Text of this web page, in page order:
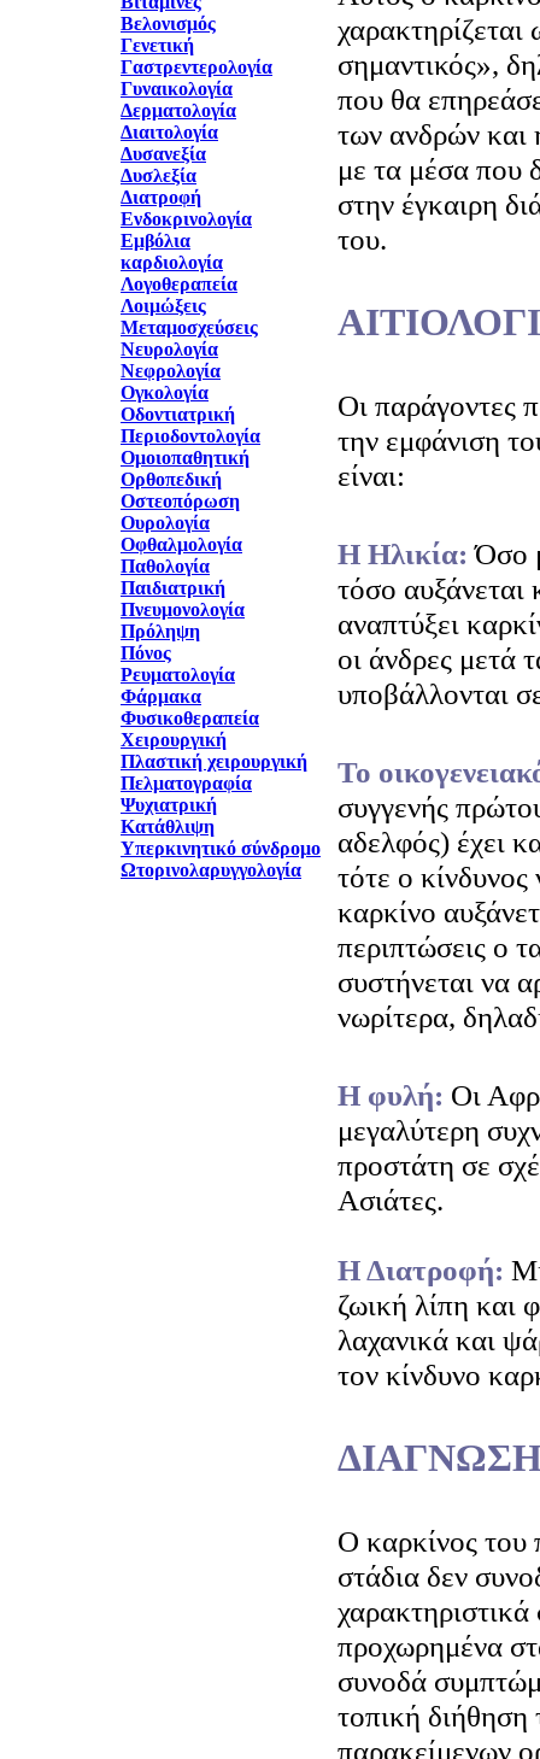
Βελονισμός
Γενετική
Γαστρεντερολογία
Γυναικολογία
Δερματολογία
Διαιτολογία
Δυσανεξία
Δυσλεξία
Διατροφή
Ενδοκρινολογία
Εμβόλια
καρδιολογία
Λογοθεραπεία
Λοιμώξεις
Μεταμοσχεύσεις
Νευρολογία
Νεφρολογία
Ογκολογία
Οδοντιατρική
Περιοδοντολογία
Ομοιοπαθητική
Ορθοπεδική
Οστεοπόρωση
Ουρολογία
Οφθαλμολογία
Παθολογία
Παιδιατρική
Πνευμονολογία
Πρόληψη
Πόνος
Ρευματολογία
Φάρμακα
Φυσικοθεραπεία
Χειρουργική
Πλαστική χειρουργική
Πελματογραφία
Ψυχιατρική
Κατάθλιψη
Υπερκινητικό σύνδρομο
Ωτορινολαρυγγολογία
χαρακτηρίζεται
σημαντικός»,
που θα
των ανδρών και
με τα μέσα που
στην έγκαιρη
του.
Οι παράγοντες
την εμφάνιση
είναι:
H Ηλικία:Όσο
τόσο αυξάνεται
αναπτύξει
οι άνδρες μετά
υποβάλλονται
Το
συγγενής
αδελφός) έχει
τότε ο κίνδυνος
καρκίνο
περιπτώσεις ο
συστήνεται να
νωρίτερα,
Η φυλή: Οι
μεγαλύτερη
προστάτη σε
Ασιάτες.
Η Διατροφή:
ζωική λίπη και
λαχανικά και
τον κίνδυνο
Ο καρκίνος του
στάδια δεν
προχωρημένα
συνοδά
τοπική
παρακείμενων